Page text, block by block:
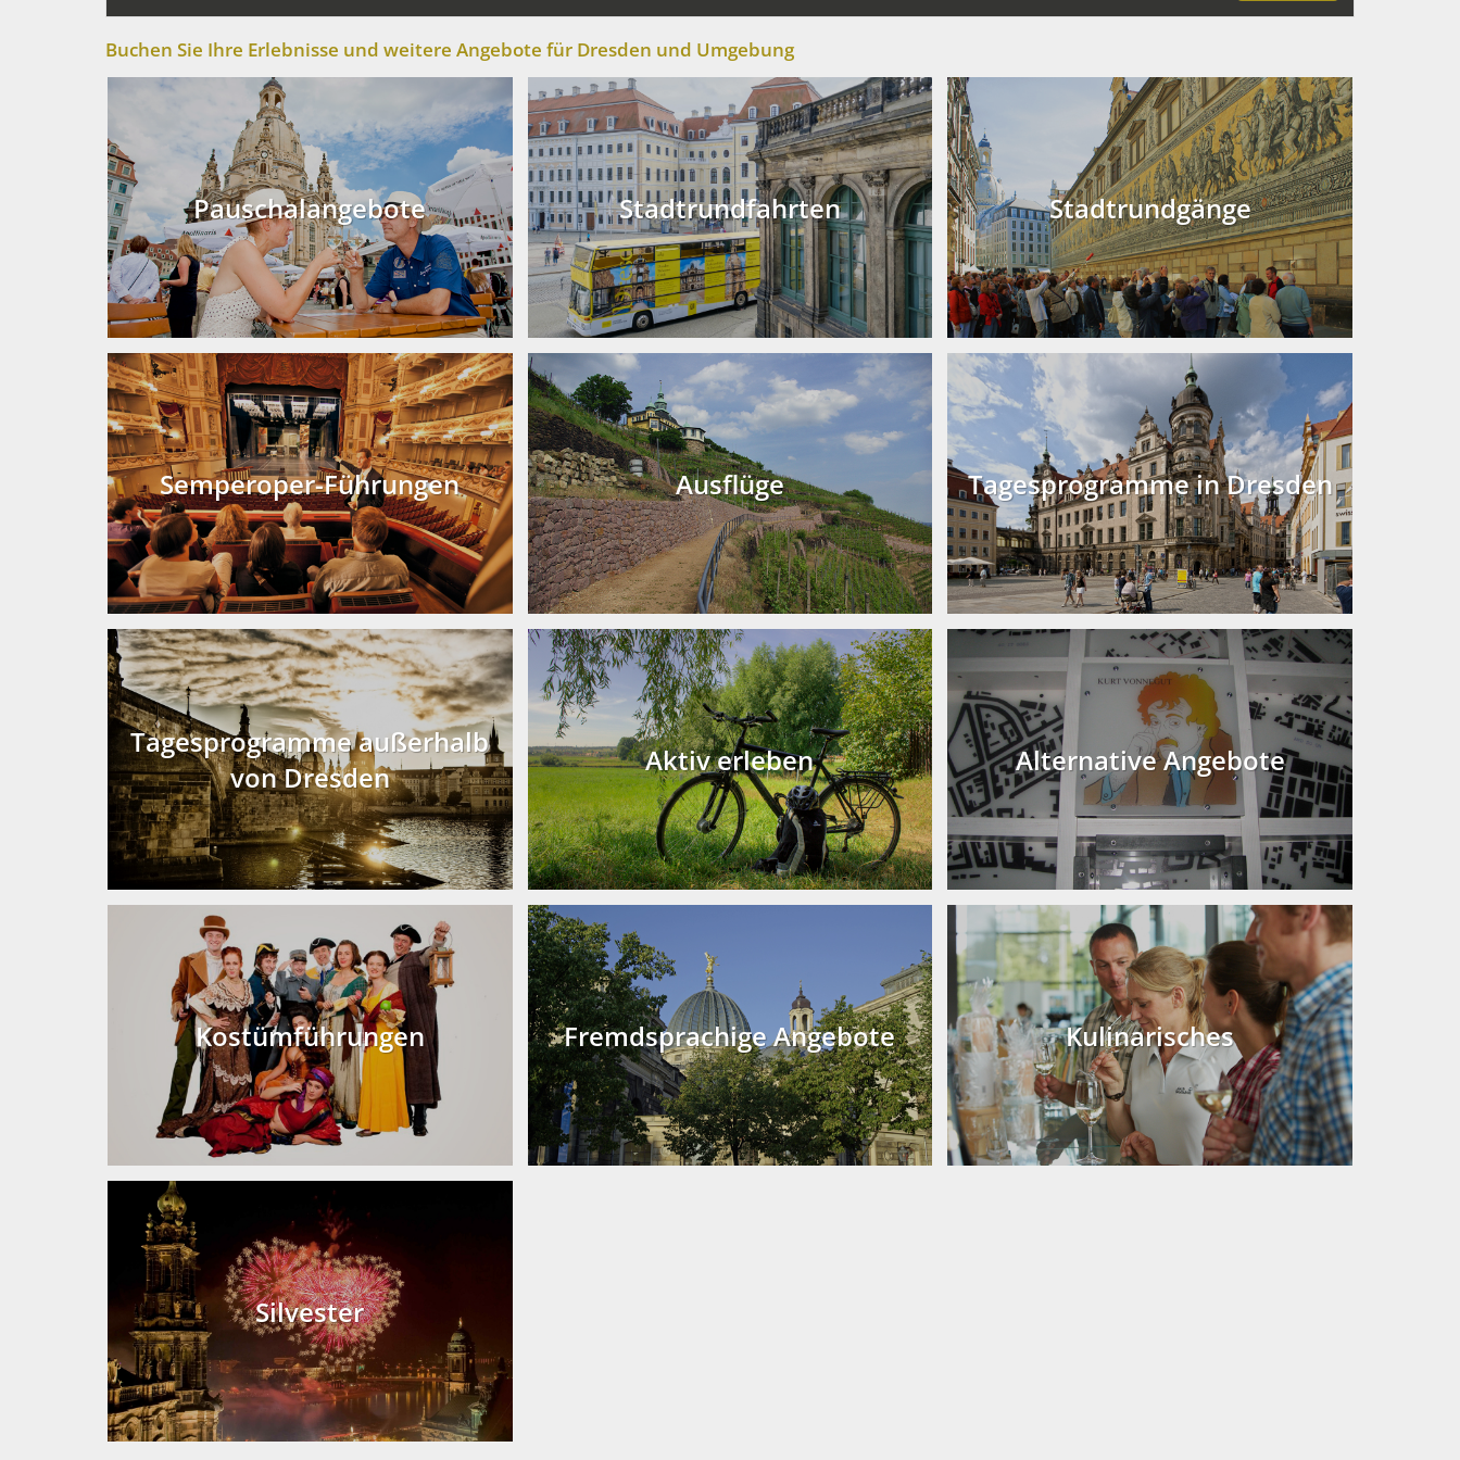
Buchen Sie Ihre Erlebnisse und weitere Angebote für Dresden und Umgebung
Pauschalangebote Stadtrundfahrten Stadtrundgänge
Semperoper-Führungen Ausflüge Tagesprogramme in Dresden
Tagesprogramme außerhalb
von Dresden
Aktiv erleben Alternative Angebote
Kostümführungen Fremdsprachige Angebote Kulinarisches
Silvester